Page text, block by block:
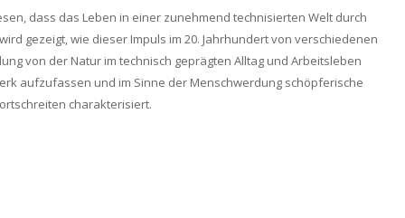
dass das Leben in einer zunehmend technisierten Welt durch
gezeigt, wie dieser Impuls im 20. Jahrhundert von verschiedenen
von der Natur im technisch geprägten Alltag und Arbeitsleben
aufzufassen und im Sinne der Menschwerdung schöpferische
charakterisiert.